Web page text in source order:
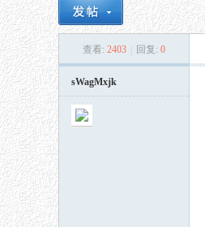
›
查看: 2403 回复: 0
sWagMxjk